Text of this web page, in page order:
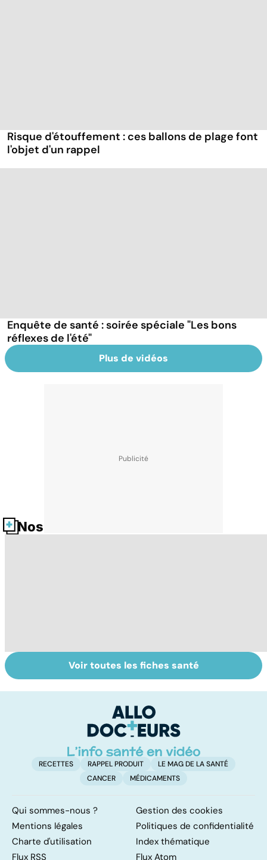
Risque d'étouffement : ces ballons de plage font
l'objet d'un rappel
Enquête de santé : soirée spéciale "Les bons
réflexes de l'été"
Plus de vidéos
Nos fiches santé
Tout savoir sur
les infections
Inflammation des
amygdales : que
d'angine ?
Voir toutes les fiches santé
RECETTES RAPPEL PRODUIT
LE MAG DE LA SANTÉ
CANCER
MÉDICAMENTS
Qui sommes-nous ?
Gestion des cookies
Mentions légales
Politiques de confidentialité
Charte d'utilisation
Index thématique
Flux RSS
Flux Atom